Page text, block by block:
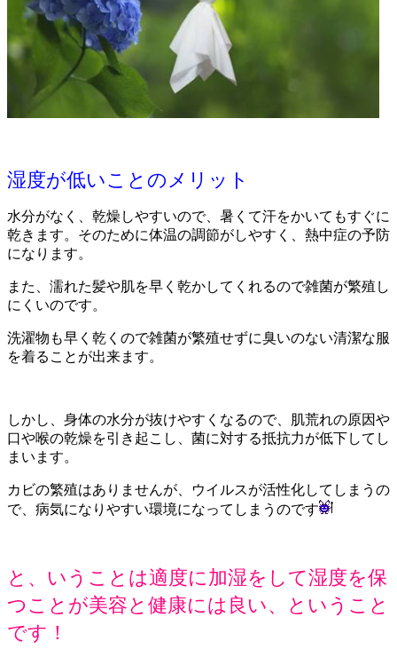
湿度が低いことのメリット
水分がなく、乾燥しやすいので、暑くて汗をかいてもすぐに
乾きます。そのために体温の調節がしやすく、熱中症の予防
になります。
また、濡れた髪や肌を早く乾かしてくれるので雑菌が繁殖し
にくいのです。
洗濯物も早く乾くので雑菌が繁殖せずに臭いのない清潔な服
を着ることが出来ます。
しかし、身体の水分が抜けやすくなるので、肌荒れの原因や
口や喉の乾燥を引き起こし、菌に対する抵抗力が低下してし
まいます。
カビの繁殖はありませんが、ウイルスが活性化してしまうの
で、病気になりやすい環境になってしまうのです
と、いうことは適度に加湿をして湿度を保
つことが美容と健康には良い、ということ
です！